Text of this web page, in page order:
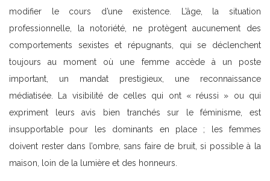
modifier le cours d’une existence. L’âge, la situation
professionnelle, la notoriété, ne protègent aucunement des
comportements sexistes et répugnants, qui se déclenchent
toujours au moment où une femme accède à un poste
important, un mandat prestigieux, une reconnaissance
médiatisée. La visibilité de celles qui ont « réussi » ou qui
expriment leurs avis bien tranchés sur le féminisme, est
insupportable pour les dominants en place ; les femmes
doivent rester dans l’ombre, sans faire de bruit, si possible à la
maison, loin de la lumière et des honneurs.